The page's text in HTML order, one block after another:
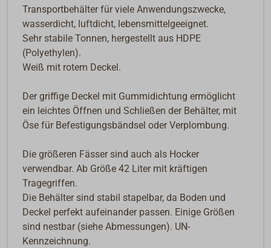
Transportbehälter für viele Anwendungszwecke,
wasserdicht, luftdicht, lebensmittelgeeignet.
Sehr stabile Tonnen, hergestellt aus HDPE
(Polyethylen).
Weiß mit rotem Deckel.
Der griffige Deckel mit Gummidichtung ermöglicht
ein leichtes Öffnen und Schließen der Behälter, mit
Öse für Befestigungsbändsel oder Verplombung.
Die größeren Fässer sind auch als Hocker
verwendbar. Ab Größe 42 Liter mit kräftigen
Tragegriffen.
Die Behälter sind stabil stapelbar, da Boden und
Deckel perfekt aufeinander passen. Einige Größen
sind nestbar (siehe Abmessungen). UN-
Kennzeichnung.